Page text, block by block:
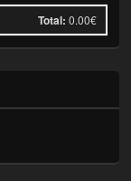
Total: 0.00€